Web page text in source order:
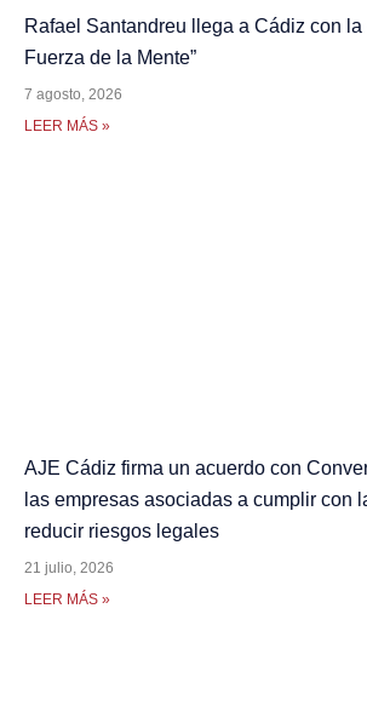
Rafael Santandreu llega a Cádiz con la
Fuerza de la Mente”
7 agosto, 2026
LEER MÁS »
AJE Cádiz firma un acuerdo con
las empresas asociadas a cumplir con
reducir riesgos legales
21 julio, 2026
LEER MÁS »